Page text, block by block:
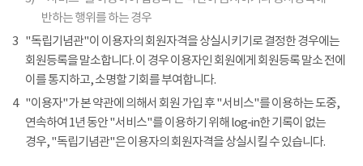
반하는 행위를 하는 경우
3 "독립기념관"이 이용자의 회원자격을 상실시키기로 결정한 경우에는
회원등록을 말소합니다. 이 경우 이용자인 회원에게 회원등록 말소 전에
이를 통지하고, 소명할 기회를 부여합니다.
4
"이용자"가 본 약관에 의해서 회원 가입 후 "서비스"를 이용하는 도중,
연속하여 1년 동안 "서비스"를 이용하기 위해 log-in한 기록이 없는
경우, "독립기념관"은 이용자의 회원자격을 상실시킬 수 있습니다.